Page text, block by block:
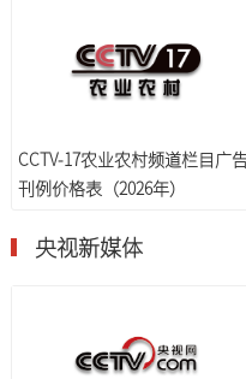
CCTV-17农业农村频道栏目广
刊例价格表（2026年）
央视新媒体